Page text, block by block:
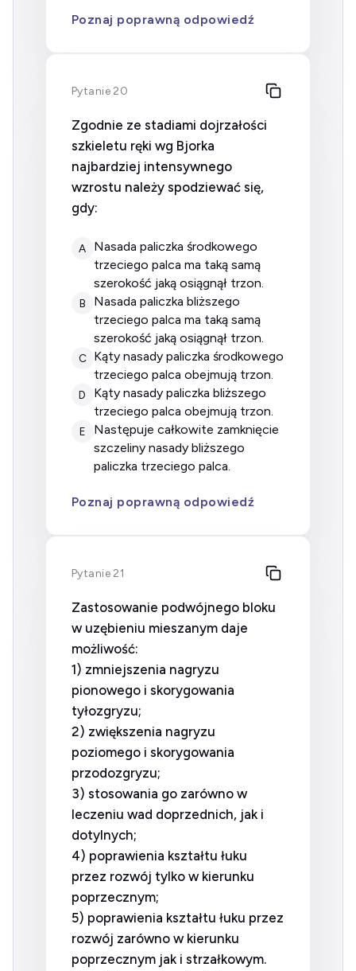
Poznaj poprawną odpowiedź
Pytanie 20
Zgodnie ze stadiami dojrzałości
szkieletu ręki wg Bjorka
najbardziej intensywnego
wzrostu należy spodziewać się,
gdy:
A
nasada paliczka środkowego
trzeciego palca ma taką samą
szerokość jaką osiągnął trzon.
B
nasada paliczka bliższego
trzeciego palca ma taką samą
szerokość jaką osiągnął trzon.
C
kąty nasady paliczka środkowego
trzeciego palca obejmują trzon.
D
kąty nasady paliczka bliższego
trzeciego palca obejmują trzon.
E
następuje całkowite zamknięcie
szczeliny nasady bliższego
paliczka trzeciego palca.
Poznaj poprawną odpowiedź
Pytanie 21
Zastosowanie podwójnego bloku
w uzębieniu mieszanym daje
możliwość:
1) zmniejszenia nagryzu
pionowego i skorygowania
tyłozgryzu;
2) zwiększenia nagryzu
poziomego i skorygowania
przodozgryzu;
3) stosowania go zarówno w
leczeniu wad doprzednich, jak i
dotylnych;
4) poprawienia kształtu łuku
przez rozwój tylko w kierunku
poprzecznym;
5) poprawienia kształtu łuku przez
rozwój zarówno w kierunku
poprzecznym jak i strzałkowym.